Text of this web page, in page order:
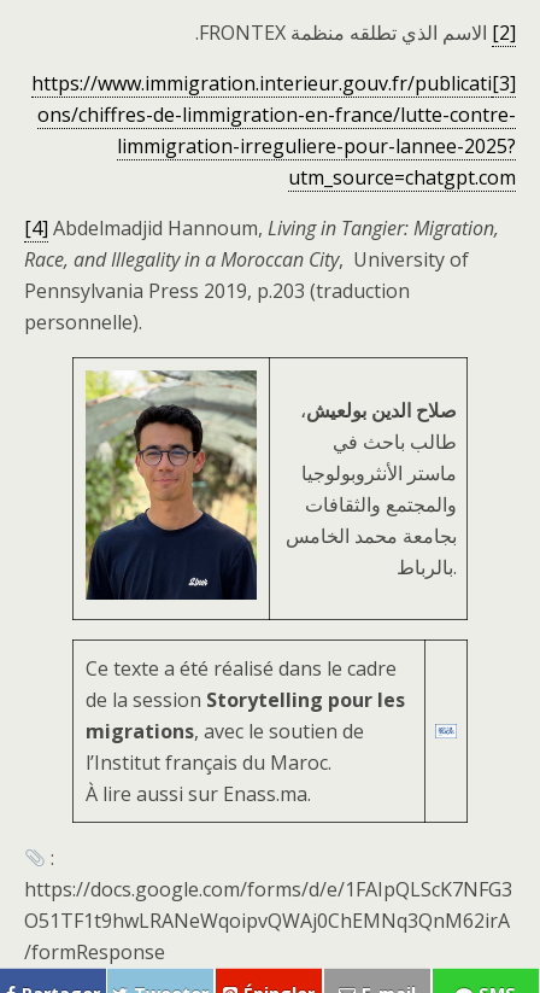
[2]
الاسم الذي تطلقه منظمة FRONTEX.
[3]
https://www.immigration.interieur.gouv.fr/publicati
ons/chiffres-de-limmigration-en-france/lutte-contre-
limmigration-irreguliere-pour-lannee-2025?
utm_source=chatgpt.com
[4] Abdelmadjid Hannoum, Living in Tangier: Migration,
Race, and Illegality in a Moroccan City, University of
Pennsylvania Press 2019, p.203 (traduction
personnelle).
صلاح الدين بولعيش،
طالب باحث في
ماستر الأنثروبولوجيا
والمجتمع والثقافات
بجامعة محمد الخامس
بالرباط.
Ce texte a été réalisé dans le cadre
de la session Storytelling pour les
migrations, avec le soutien de
l’Institut français du Maroc.
À lire aussi sur Enass.ma.
:
https://docs.google.com/forms/d/e/1FAIpQLScK7NFG3
O51TF1t9hwLRANeWqoipvQWAj0ChEMNq3QnM62irA
/formResponse